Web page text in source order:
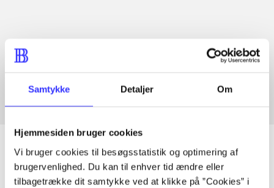
Samtykke Detaljer Om
Hjemmesiden bruger cookies
Vi bruger cookies til besøgsstatistik og optimering af
brugervenlighed. Du kan til enhver tid ændre eller
tilbagetrække dit samtykke ved at klikke på ”Cookies” i
Artikler med samme emner
Fra
Artikler